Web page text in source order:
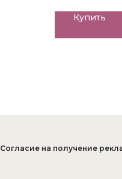
Купить
Согласие на получение